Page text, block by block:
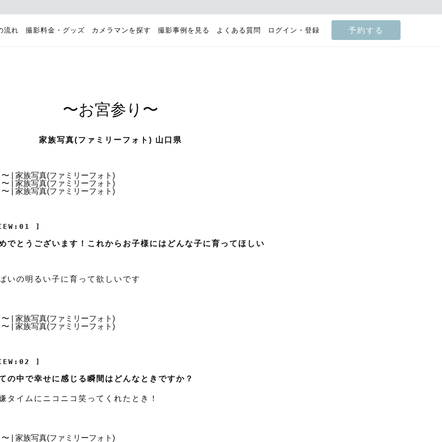
流れ 撮影料金・グッズ カメラマンを探す 撮影事例を見る よくある質問 ログイン・登録 予約する
〜お宮参り〜
家族写真(ファミリーフォト) 山口県
]
でとうございます！これからお子様にはどんな子に育ってほしい
いの明るい子に育って欲しいです
]
の中で幸せに感じる瞬間はどんなときですか？
タイムにニコニコ笑ってくれたとき！